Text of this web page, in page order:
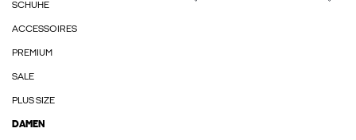
SCHUHE
ACCESSOIRES
PREMIUM
SALE
PLUS SIZE
DAMEN